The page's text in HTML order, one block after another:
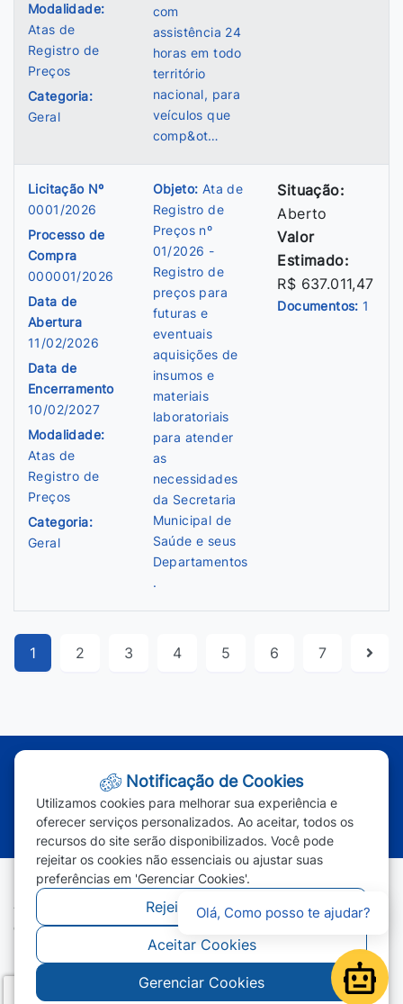
Modalidade:
Atas de
Registro de
Preços
Categoria:
Geral
com
assistência 24
horas em todo
território
nacional, para
veículos que
comp&ot…
Licitação Nº
0001/2026
Processo de
Compra
000001/2026
Data de
Abertura
11/02/2026
Data de
Encerramento
10/02/2027
Modalidade:
Atas de
Registro de
Preços
Categoria:
Geral
Objeto: Ata de
Registro de
Preços nº
01/2026 -
Registro de
preços para
futuras e
eventuais
aquisições de
insumos e
materiais
laboratoriais
para atender
as
necessidades
da Secretaria
Municipal de
Saúde e seus
Departamentos
.
Situação:
Aberto
Valor
Estimado:
R$ 637.011,47
Documentos: 1
1 2 3 4 5 6 7
Atendimento - Segunda à Sexta | Das 7h às 11h e das 13h às 17h
(65) 3387-2800 | (65) 3387-2801
(65) 99963-1219
Todos os direitos reservados - Prefeitura Municipal de Campos
de Júlio - 2026
Notificação de Cookies
Utilizamos cookies para melhorar sua experiência e
oferecer serviços personalizados. Ao aceitar, todos os
recursos do site serão disponibilizados. Você pode
rejeitar os cookies não essenciais ou ajustar suas
preferências em 'Gerenciar Cookies'.
Rejeitar Cookies
Aceitar Cookies
Gerenciar Cookies
Olá, Como posso te ajudar?